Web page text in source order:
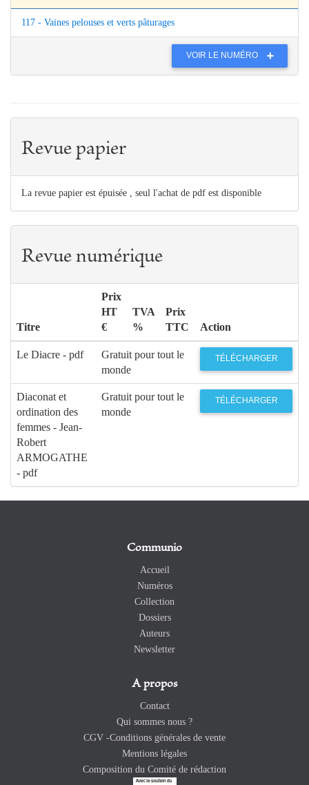
117 - Vaines pelouses et verts pâturages
VOIR LE NUMÉRO
Revue papier
La revue papier est épuisée , seul l'achat de pdf est disponible
Revue numérique
Titre
Prix
HT
€
TVA
%
Prix
TTC
Action
Le Diacre - pdf
Gratuit pour tout le
monde
TÉLÉCHARGER
Diaconat et
ordination des
femmes - Jean-
Robert
ARMOGATHE
- pdf
Gratuit pour tout le
monde
TÉLÉCHARGER
Communio
Accueil
Numéros
Collection
Dossiers
Auteurs
Newsletter
A propos
Contact
Qui sommes nous ?
CGV -Conditions générales de vente
Mentions légales
Composition du Comité de rédaction